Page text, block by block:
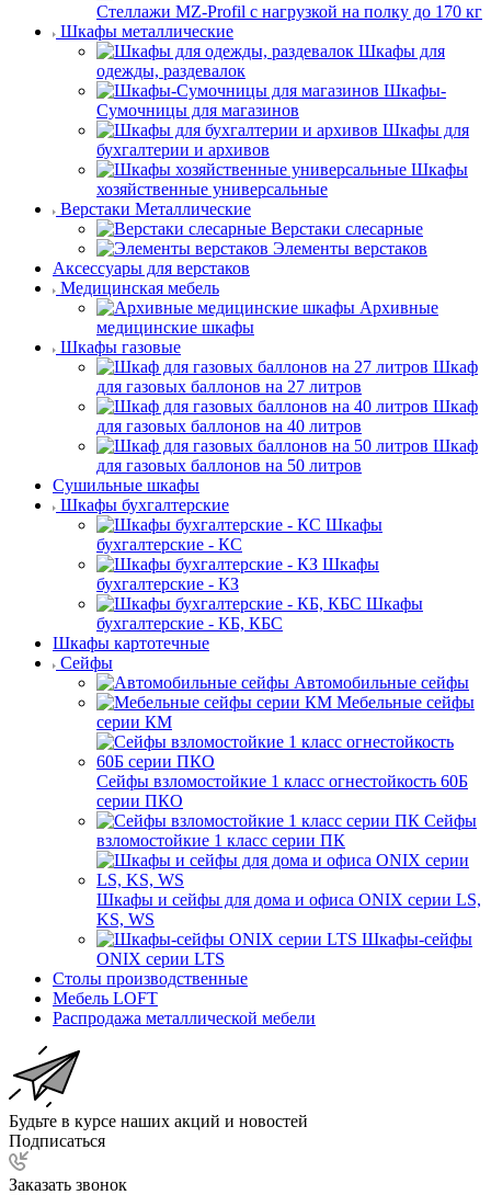
Стеллажи MZ-Profil с нагрузкой на полку до 170 кг
Шкафы металлические
Шкафы для
одежды, раздевалок
Шкафы-
Сумочницы для магазинов
Шкафы для
бухгалтерии и архивов
Шкафы
хозяйственные универсальные
Верстаки Металлические
Верстаки слесарные
Элементы верстаков
Аксессуары для верстаков
Медицинская мебель
Архивные
медицинские шкафы
Шкафы газовые
Шкаф
для газовых баллонов на 27 литров
Шкаф
для газовых баллонов на 40 литров
Шкаф
для газовых баллонов на 50 литров
Сушильные шкафы
Шкафы бухгалтерские
Шкафы
бухгалтерские - КС
Шкафы
бухгалтерские - КЗ
Шкафы
бухгалтерские - КБ, КБС
Шкафы картотечные
Сейфы
Автомобильные сейфы
Мебельные сейфы
серии КМ
Сейфы взломостойкие 1 класс огнестойкость 60Б
серии ПКО
Сейфы
взломостойкие 1 класс серии ПК
Шкафы и сейфы для дома и офиса ONIX серии LS,
KS, WS
Шкафы-сейфы
ONIX серии LTS
Столы производственные
Мебель LOFT
Распродажа металлической мебели
Будьте в курсе наших акций и новостей
Подписаться
Заказать звонок